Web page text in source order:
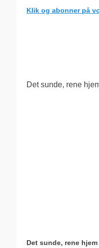
Klik og abonner på
Det sunde, rene
Det sunde, rene